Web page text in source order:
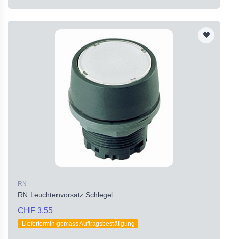
RN
RN Leuchtenvorsatz Schlegel
CHF 3.55
Liefertermin gemäss Auftragsbestätigung